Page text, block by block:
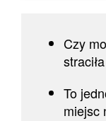
Czy
To
miejsc